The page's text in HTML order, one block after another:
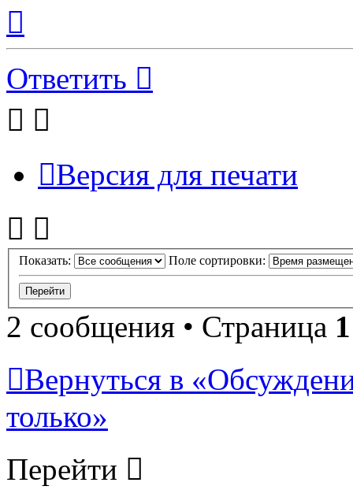
началу
Ответить
Версия для печати
Показать: Поле сортировки:
2 сообщения • Страница 1
Вернуться в
только»
Перейти